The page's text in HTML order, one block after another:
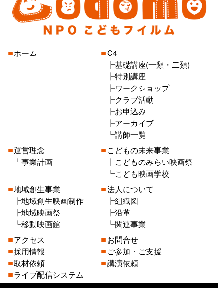
ホーム
C4
基礎講座(一類・二類)
特別講座
ワークショップ
クラブ活動
お申込み
アーカイブ
講師一覧
運営理念
事業計画
こどもの未来事業
こどものみらい映画祭
こども映画学校
地域創生事業
地域創生映画制作
地域映画祭
移動映画館
法人について
組織図
沿革
関連事業
アクセス
お問合せ
採用情報
ご参加・ご支援
取材依頼
講演依頼
ライブ配信システム